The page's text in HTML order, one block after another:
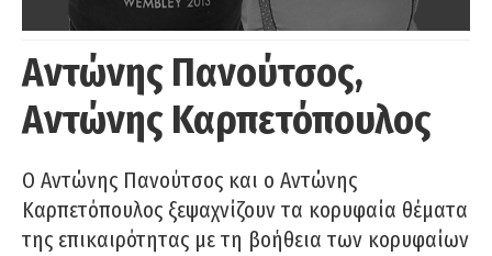
Αντώνης Πανούτσος,
Αντώνης Καρπετόπουλος
Ο Αντώνης Πανούτσος και ο Αντώνης
Καρπετόπουλος ξεψαχνίζουν τα κορυφαία θέματα
της επικαιρότητας με τη βοήθεια των κορυφαίων